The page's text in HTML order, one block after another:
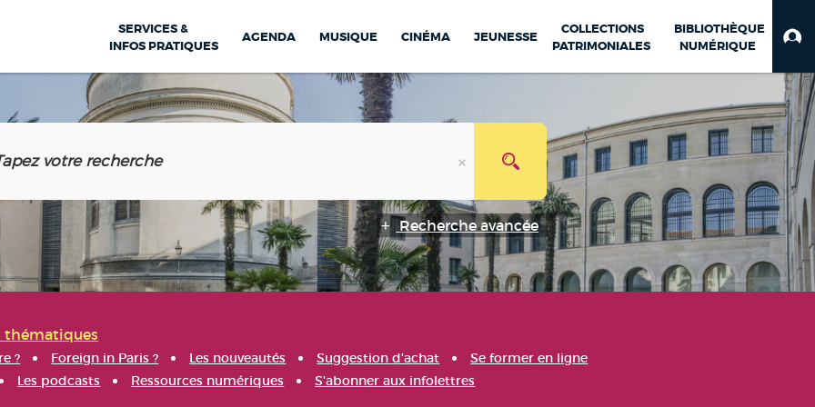
SERVICES &
INFOS PRATIQUES
AGENDA MUSIQUE CINÉMA JEUNESSE
COLLECTIONS
PATRIMONIALES
BIBLIOTHÈQUE
NUMÉRIQUE
Recherche avancée
thématiques
? Foreign in Paris ? Les nouveautés Suggestion d'achat
Se former en ligne
Les podcasts Ressources numériques S'abonner aux infolettres